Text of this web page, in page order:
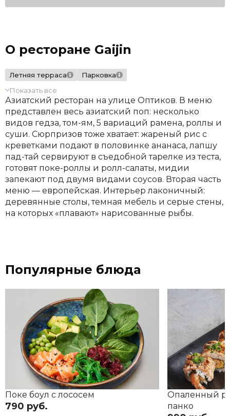
О ресторане Gaijin
Летняя терраса
Парковка
Показать все
Азиатский ресторан на улице Оптиков. В меню
представлен весь азиатский поп: несколько
видов гедза, том-ям, 5 вариаций рамена, роллы и
суши. Сюрпризов тоже хватает: жареный рис с
креветками подают в половинке ананаса, лапшу
пад-тай сервируют в съедобной тарелке из теста,
готовят поке-роллы и ролл-салаты, мидии
запекают под двумя видами соусов. Вторая часть
меню — европейская. Интерьер лаконичный:
деревянные столы, темная мебель и серые стены,
на которых «плавают» нарисованные рыбы.
Популярные блюда
Поке боул с лососем
790 руб.
Опаленный
панко